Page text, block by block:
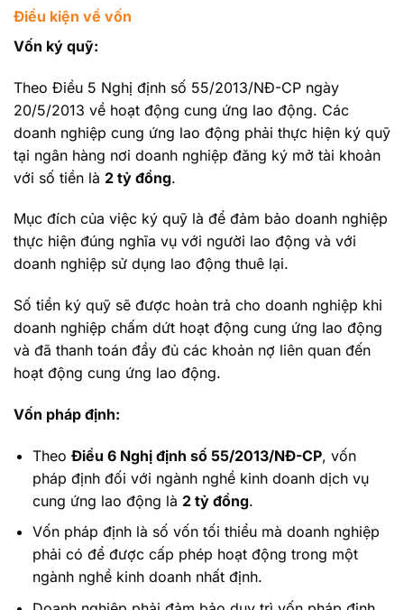
Điều kiện về vốn
Vốn ký quỹ:
Theo Điều 5 Nghị định số 55/2013/NĐ-CP ngày
20/5/2013 về hoạt động cung ứng lao động. Các
doanh nghiệp cung ứng lao động phải thực hiện ký quỹ
tại ngân hàng nơi doanh nghiệp đăng ký mở tài khoản
với số tiền là 2 tỷ đồng.
Mục đích của việc ký quỹ là để đảm bảo doanh nghiệp
thực hiện đúng nghĩa vụ với người lao động và với
doanh nghiệp sử dụng lao động thuê lại.
Số tiền ký quỹ sẽ được hoàn trả cho doanh nghiệp khi
doanh nghiệp chấm dứt hoạt động cung ứng lao động
và đã thanh toán đầy đủ các khoản nợ liên quan đến
hoạt động cung ứng lao động.
Vốn pháp định:
Theo Điều 6 Nghị định số 55/2013/NĐ-CP, vốn
pháp định đối với ngành nghề kinh doanh dịch vụ
cung ứng lao động là 2 tỷ đồng.
Vốn pháp định là số vốn tối thiểu mà doanh nghiệp
phải có để được cấp phép hoạt động trong một
ngành nghề kinh doanh nhất định.